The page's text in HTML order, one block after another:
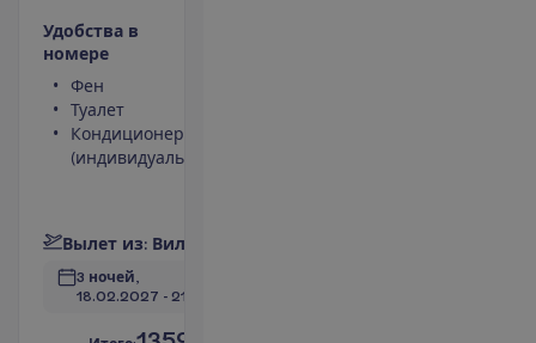
Удобства в
номере
Фен
Туалет
Кондиционер
(индивидуальный)
Вылет из: Вил
3 ночей,
18.02.2027 - 21.02.2027